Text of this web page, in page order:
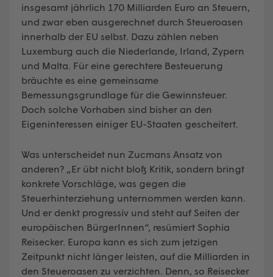
insgesamt jährlich 170 Milliarden Euro an Steuern,
und zwar eben ausgerechnet durch Steueroasen
innerhalb der EU selbst. Dazu zählen neben
Luxemburg auch die Niederlande, Irland, Zypern
und Malta. Für eine gerechtere Besteuerung
bräuchte es eine gemeinsame
Bemessungsgrundlage für die Gewinnsteuer.
Doch solche Vorhaben sind bisher an den
Eigeninteressen einiger EU-Staaten gescheitert.
Was unterscheidet nun Zucmans Ansatz von
anderen? „Er übt nicht bloß Kritik, sondern bringt
konkrete Vorschläge, was gegen die
Steuerhinterziehung unternommen werden kann.
Und er denkt progressiv und steht auf Seiten der
europäischen BürgerInnen“, resümiert Sophia
Reisecker. Europa kann es sich zum jetzigen
Zeitpunkt nicht länger leisten, auf die Milliarden in
den Steueroasen zu verzichten. Denn, so Reisecker